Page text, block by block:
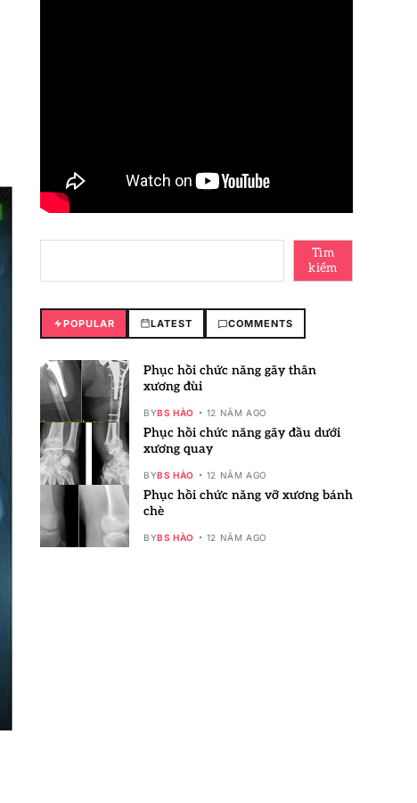
Tìm
kiếm
POPULAR LATEST COMMENTS
Phục hồi chức năng gãy thân
xương đùi
BYBS HÀO 12 NĂM AGO
Phục hồi chức năng gãy đầu dưới
xương quay
BYBS HÀO 12 NĂM AGO
Phục hồi chức năng vỡ xương bánh
chè
BYBS HÀO 12 NĂM AGO